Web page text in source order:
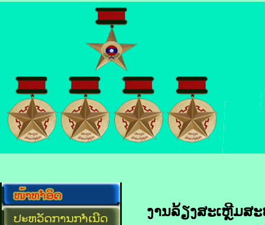
ງານລ້ຽງສະເຫຼີມສ